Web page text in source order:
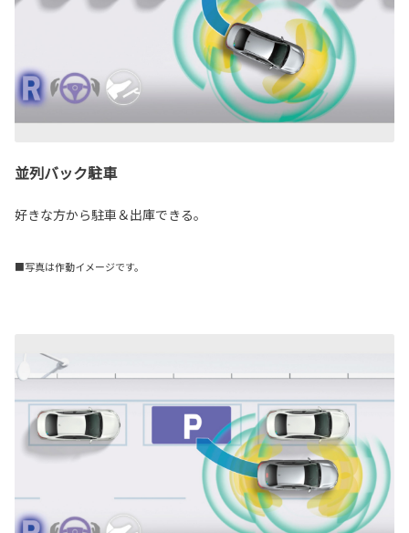
並列バック駐車
好きな方から駐車＆出庫できる。
■写真は作動イメージです。